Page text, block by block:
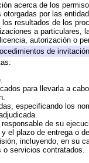
acerca de los
por las
resultados de los
a particulares,
autorización o
de
para llevarla a
especificando los
de su
el plazo de entrega o
incluyendo, en su
o servicios contratados.